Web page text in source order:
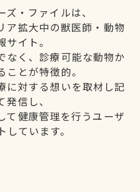
・ファイルは、
ア拡大中の獣医師・動物
サイト。
なく、診療可能な動物か
ことが特徴的。
に対する想いを取材し記
発信し、
て健康管理を行うユーザ
しています。